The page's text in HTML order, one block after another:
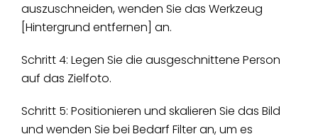
auszuschneiden, wenden Sie das Werkzeug
[Hintergrund entfernen] an.
Schritt 4: Legen Sie die ausgeschnittene Person
auf das Zielfoto.
Schritt 5: Positionieren und skalieren Sie das Bild
und wenden Sie bei Bedarf Filter an, um es